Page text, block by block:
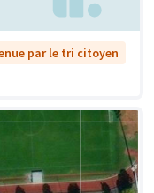
par le tri citoyen